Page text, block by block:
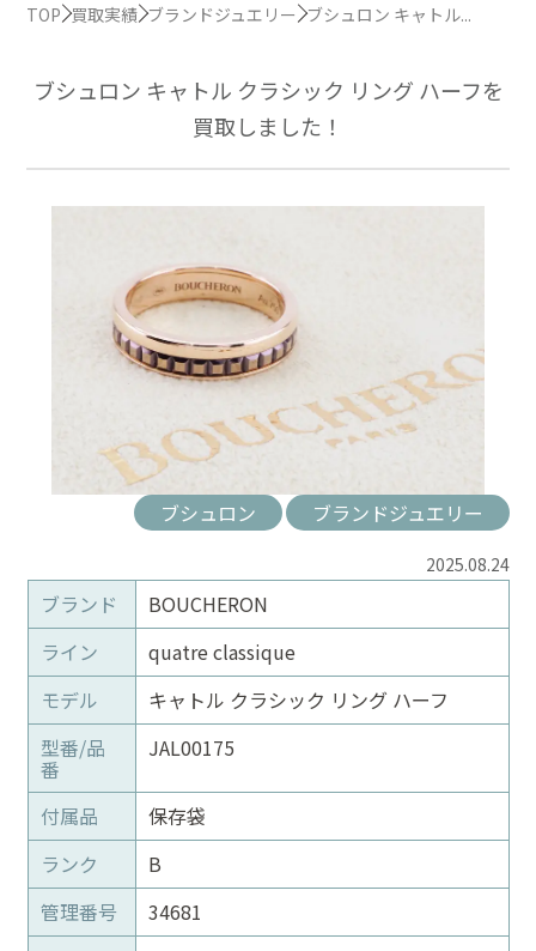
TOP 買取実績 ブランドジュエリー ブシュロン キャトル...
ブシュロン キャトル クラシック リング ハーフを
買取しました！
ブシュロン ブランドジュエリー
2025.08.24
ブランド
BOUCHERON
ライン
quatre classique
モデル
キャトル クラシック リング ハーフ
型番/品
番
JAL00175
付属品
保存袋
ランク
B
管理番号
34681